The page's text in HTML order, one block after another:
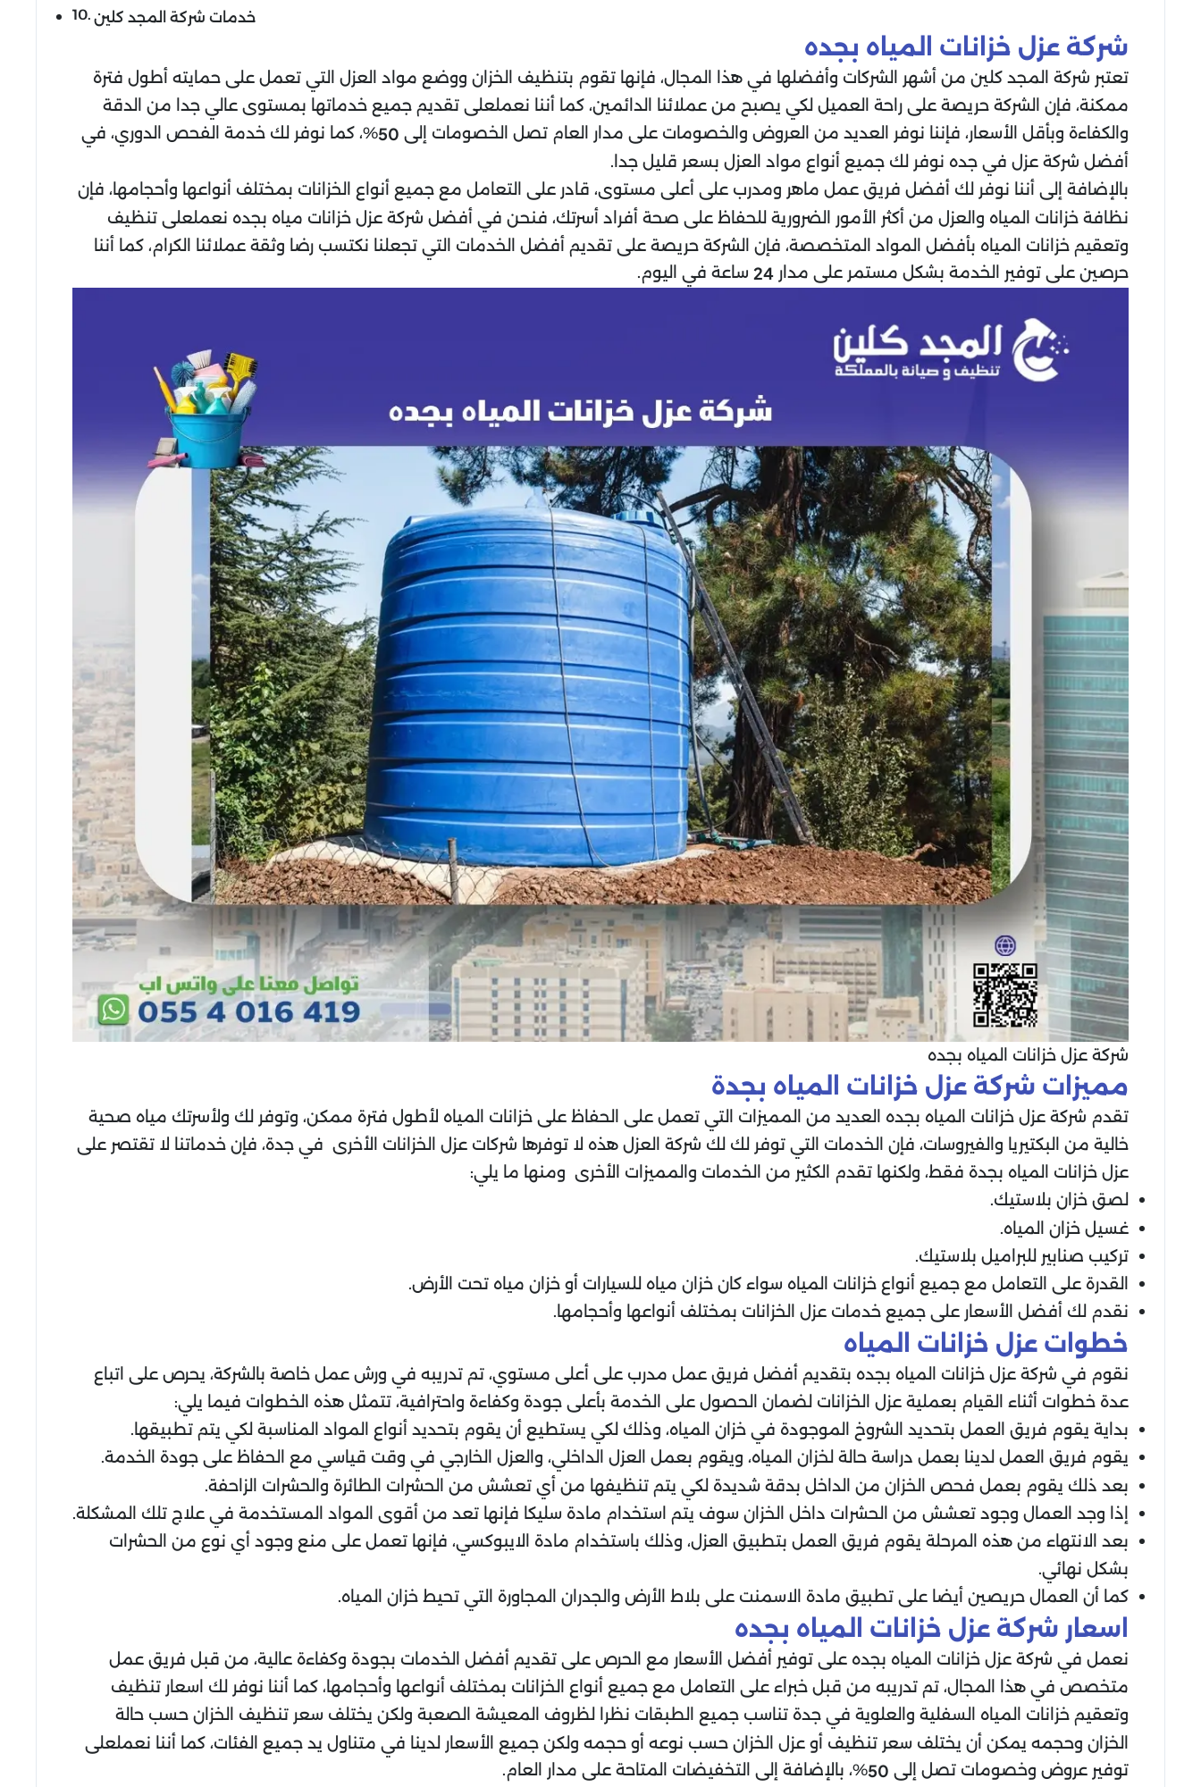
خدمات شركة المجد كلين
شركة عزل خزانات المياه بجده
تعتبر شركة المجد كلين من أشهر الشركات وأفضلها في هذا المجال، فإنها تقوم بتنظيف الخزان ووضع مواد العزل التي تعمل على حمايته أطول فترة
ممكنة، فإن الشركة حريصة على راحة العميل لكي يصبح من عملائنا الدائمين، كما أننا نعملعلى تقديم جميع خدماتها بمستوى عالي جدا من الدقة
والكفاءة وبأقل الأسعار، فإننا نوفر العديد من العروض والخصومات على مدار العام تصل الخصومات إلى 50%، كما نوفر لك خدمة الفحص الدوري، في
أفضل شركة عزل في جده نوفر لك جميع أنواع مواد العزل بسعر قليل جدا.
بالإضافة إلى أننا نوفر لك أفضل فريق عمل ماهر ومدرب على أعلى مستوى، قادر على التعامل مع جميع أنواع الخزانات بمختلف أنواعها وأحجامها، فإن
نظافة خزانات المياه والعزل من أكثر الأمور الضرورية للحفاظ على صحة أفراد أسرتك، فنحن في أفضل شركة عزل خزانات مياه بجده نعملعلى تنظيف
وتعقيم خزانات المياه بأفضل المواد المتخصصة، فإن الشركة حريصة على تقديم أفضل الخدمات التي تجعلنا نكتسب رضا وثقة عملائنا الكرام، كما أننا
حرصين على توفير الخدمة بشكل مستمر على مدار 24 ساعة في اليوم.
شركة عزل خزانات المياه بجده
مميزات شركة عزل خزانات المياه بجدة
تقدم شركة عزل خزانات المياه بجده العديد من المميزات التي تعمل على الحفاظ على خزانات المياه لأطول فترة ممكن، وتوفر لك ولأسرتك مياه صحية
خالية من البكتيريا والفيروسات، فإن الخدمات التي توفر لك لك شركة العزل هذه لا توفرها شركات عزل الخزانات الأخرى في جدة، فإن خدماتنا لا تقتصر على
عزل خزانات المياه بجدة فقط، ولكنها تقدم الكثير من الخدمات والمميزات الأخرى ومنها ما يلي:
لصق خزان بلاستيك.
غسيل خزان المياه.
تركيب صنابير للبراميل بلاستيك.
القدرة على التعامل مع جميع أنواع خزانات المياه سواء كان خزان مياه للسيارات أو خزان مياه تحت الأرض.
نقدم لك أفضل الأسعار على جميع خدمات عزل الخزانات بمختلف أنواعها وأحجامها.
خطوات عزل خزانات المياه
نقوم في شركة عزل خزانات المياه بجده بتقديم أفضل فريق عمل مدرب على أعلى مستوي، تم تدريبه في ورش عمل خاصة بالشركة، يحرص على اتباع
عدة خطوات أثناء القيام بعملية عزل الخزانات لضمان الحصول على الخدمة بأعلى جودة وكفاءة واحترافية، تتمثل هذه الخطوات فيما يلي:
بداية يقوم فريق العمل بتحديد الشروخ الموجودة في خزان المياه، وذلك لكي يستطيع أن يقوم بتحديد أنواع المواد المناسبة لكي يتم تطبيقها.
يقوم فريق العمل لدينا بعمل دراسة حالة لخزان المياه، ويقوم بعمل العزل الداخلي، والعزل الخارجي في وقت قياسي مع الحفاظ على جودة الخدمة.
بعد ذلك يقوم بعمل فحص الخزان من الداخل بدقة شديدة لكي يتم تنظيفها من أي تعشش من الحشرات الطائرة والحشرات الزاحفة.
إذا وجد العمال وجود تعشش من الحشرات داخل الخزان سوف يتم استخدام مادة سليكا فإنها تعد من أقوى المواد المستخدمة في علاج تلك المشكلة.
بعد الانتهاء من هذه المرحلة يقوم فريق العمل بتطبيق العزل، وذلك باستخدام مادة الايبوكسي، فإنها تعمل على منع وجود أي نوع من الحشرات
بشكل نهائي.
كما أن العمال حريصين أيضا على تطبيق مادة الاسمنت على بلاط الأرض والجدران المجاورة التي تحيط خزان المياه.
اسعار شركة عزل خزانات المياه بجده
نعمل في شركة عزل خزانات المياه بجده على توفير أفضل الأسعار مع الحرص على تقديم أفضل الخدمات بجودة وكفاءة عالية، من قبل فريق عمل
متخصص في هذا المجال، تم تدريبه من قبل خبراء على التعامل مع جميع أنواع الخزانات بمختلف أنواعها وأحجامها، كما أننا نوفر لك اسعار تنظيف
وتعقيم خزانات المياه السفلية والعلوية في جدة تناسب جميع الطبقات نظرا لظروف المعيشة الصعبة ولكن يختلف سعر تنظيف الخزان حسب حالة
الخزان وحجمه يمكن أن يختلف سعر تنظيف أو عزل الخزان حسب نوعه أو حجمه ولكن جميع الأسعار لدينا في متناول يد جميع الفئات، كما أننا نعملعلى
توفير عروض وخصومات تصل إلى 50%، بالإضافة إلى التخفيضات المتاحة على مدار العام.